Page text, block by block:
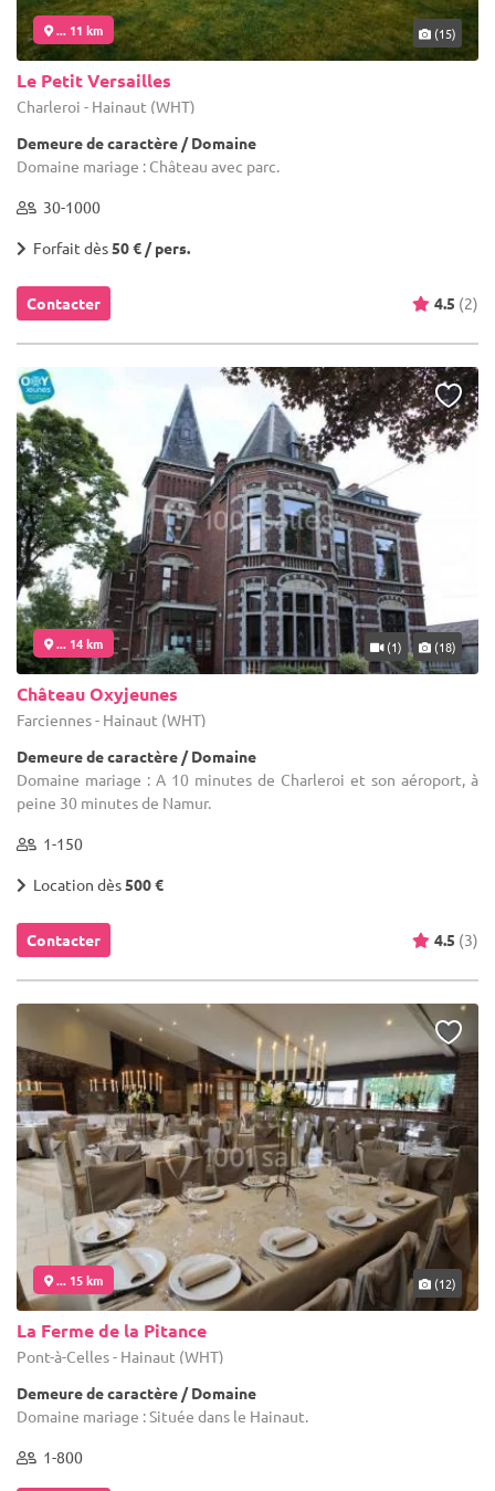
... 11 km (15)
Le Petit Versailles
Charleroi - Hainaut (WHT)
Demeure de caractère / Domaine
Domaine mariage : Château avec parc.
30-1000
Forfait dès50 € / pers.
Contacter 4.5 (2)
... 14 km (1) (18)
Château Oxyjeunes
Farciennes - Hainaut (WHT)
Demeure de caractère / Domaine
Domaine mariage : A 10 minutes de Charleroi et son aéroport, à
peine 30 minutes de Namur.
1-150
Location dès500 €
Contacter 4.5 (3)
... 15 km (12)
La Ferme de la Pitance
Pont-à-Celles - Hainaut (WHT)
Demeure de caractère / Domaine
Domaine mariage : Située dans le Hainaut.
1-800